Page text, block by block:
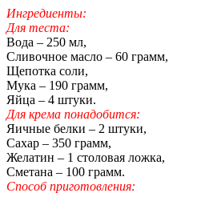
Ингредиенты:
Для теста:
Вода – 250 мл,
Сливочное масло – 60 грамм,
Щепотка соли,
Мука – 190 грамм,
Яйца – 4 штуки.
Для крема понадобится:
Яичные белки – 2 штуки,
Сахар – 350 грамм,
Желатин – 1 столовая ложка,
Сметана – 100 грамм.
Способ приготовления: